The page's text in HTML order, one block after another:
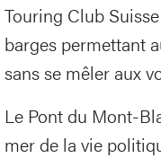
Touring Club
barges permettant
sans se mêler aux
Le Pont du Mont-
mer de la vie